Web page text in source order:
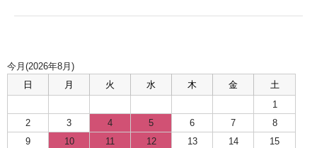
今月(2026年8月)
日
月 火 水 木 金
土
1
2
3 4 5 6 7
8
9
10 11 12 13 14
15